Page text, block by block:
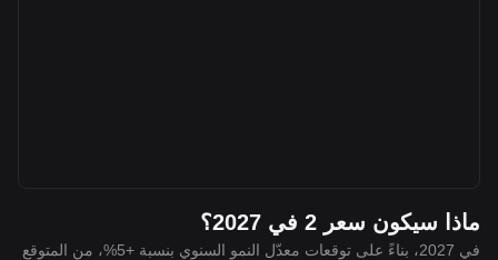
ماذا سيكون سعر 2 في 2027؟
في 2027، بناءً على توقعات معدّل النمو السنوي بنسبة +5%، من المتوقع